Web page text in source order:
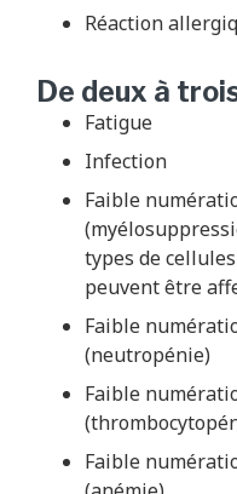
Réaction
De deux à
Fatigue
Infection
Faible
types de
peuvent être
Faible
(neutropénie)
Faible
Faible